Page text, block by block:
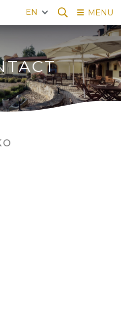
MENU
EN